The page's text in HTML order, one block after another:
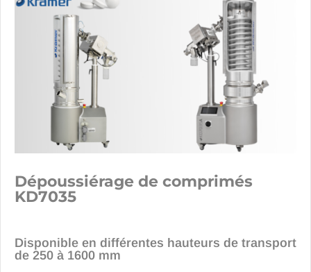
Dépoussiérage de comprimés
KD7035
Disponible en différentes hauteurs de transport
de 250 à 1600 mm